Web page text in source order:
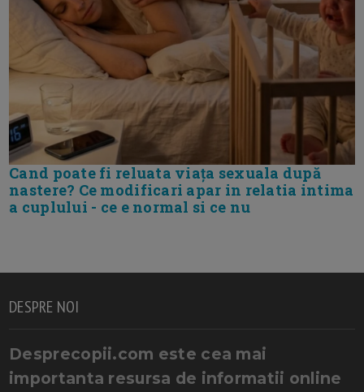
Cand poate fi reluata viața sexuala după
nastere? Ce modificari apar in relatia intima
a cuplului - ce e normal si ce nu
DESPRE NOI
Desprecopii.com este cea mai
importanta resursa de informatii online